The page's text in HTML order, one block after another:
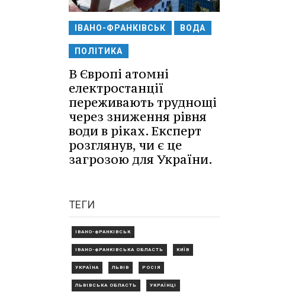
ІВАНО-ФРАНКІВСЬК ВОДА
ПОЛІТИКА
В Європі атомні
електростанції
переживають труднощі
через зниження рівня
води в ріках. Експерт
розглянув, чи є це
загрозою для України.
ТЕГИ
ІВАНО-ФРАНКІВСЬК
ІВАНО-ФРАНКІВСЬКА ОБЛАСТЬ КИЇВ
УКРАЇНА ЛЬВІВ РОСІЯ
ЛЬВІВСЬКА ОБЛАСТЬ УКРАЇНЦІ